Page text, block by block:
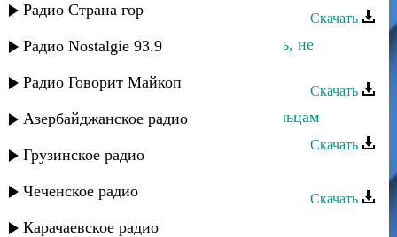
Радио Страна гор
Радио Nostalgie 93.9
Радио Говорит Майкоп
Азербайджанское радио
Грузинское радио
Чеченское радио
Карачаевское радио
Скачать
Заур Темиров - Ты меня не любишь, не
Скачать
Дагмара Ибрагимова - Салам рутульцам
Скачать
Скачать
Дагмара Ибрагимова - Гогьма